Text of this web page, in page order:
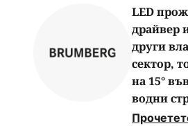
LED
драйвер
други
сектор,
на 15°
водни
без